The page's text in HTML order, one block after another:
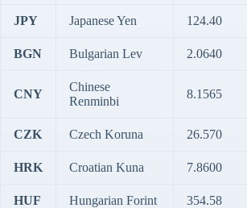
JPY Japanese Yen 124.40
BGN Bulgarian Lev 2.0640
CNY
Chinese
Renminbi
8.1565
CZK Czech Koruna 26.570
HRK Croatian Kuna 7.8600
HUF Hungarian Forint 354.58